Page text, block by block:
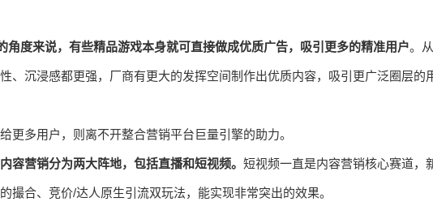
角度来说，有些精品游戏本身就可直接做成优质广告，吸引更多的精准用户。从
、沉浸感都更强，厂商有更大的发挥空间制作出优质内容，吸引更广泛圈层的
更多用户，则离不开整合营销平台巨量引擎的助力。
容营销分为两大阵地，包括直播和短视频。 短视频一直是内容营销核心赛道，
撮合、竞价/达人原生引流双玩法，能实现非常突出的效果。